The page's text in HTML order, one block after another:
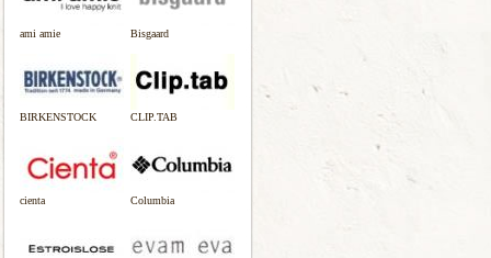
ami amie Bisgaard
BIRKENSTOCK CLIP.TAB
cienta Columbia